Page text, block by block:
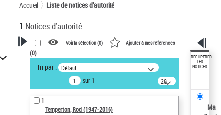
Accueil Liste de notices d’autorité
1 Notices d'autorité
VOTRE RECHERCHE
Recherche avancée dans les
notices d’autorité
Œuvres liées à l'auteur :
Temperton, Rod (1947-2016)
Voir la sélection (0) Ajouter à mes références
(0)
Tri par : Défaut
sur 1
20
résultats/page
1
Temperton, Rod (1947-2016)
RÉCUPÉRER
LES
NOTICES
Ma